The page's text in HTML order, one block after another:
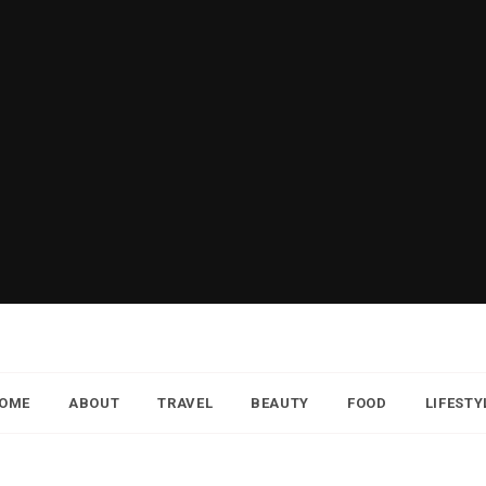
ABOUT TRAVEL BEAUTY FOOD